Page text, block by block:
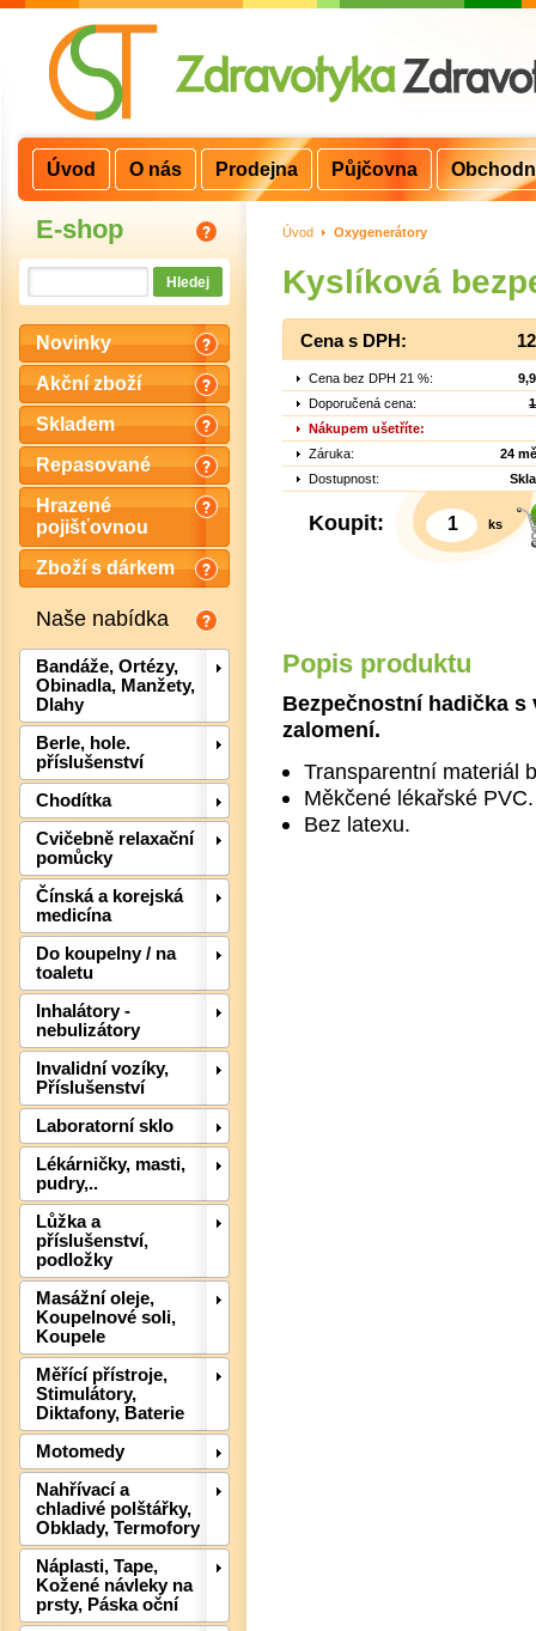
E-shop
Novinky
Akční zboží
Skladem
Repasované
Hrazené
pojišťovnou
Zboží s dárkem
Naše nabídka
Bandáže, Ortézy,
Obinadla, Manžety,
Dlahy
Berle, hole.
příslušenství
Chodítka
Cvičebně relaxační
pomůcky
Čínská a korejská
medicína
Do koupelny / na
toaletu
Inhalátory -
nebulizátory
Invalidní vozíky,
Příslušenství
Laboratorní sklo
Lékárničky, masti,
pudry,..
Lůžka a
příslušenství,
podložky
Masážní oleje,
Koupelnové soli,
Koupele
Měřící přístroje,
Stimulátory,
Diktafony, Baterie
Motomedy
Nahřívací a
chladivé polštářky,
Obklady, Termofory
Náplasti, Tape,
Kožené návleky na
prsty, Páska oční
Úvod > Oxygenerátory
Kyslíková
Cena s DPH:
Cena bez DPH 21 %:
Doporučená cena:
Nákupem ušetříte:
Záruka:
24
Dostupnost:
Koupit: ks
Popis produktu
Bezpečnostní hadička
zalomení.
Transparentní materiál
Měkčené lékařské PVC.
Bez latexu.
Úvod O nás Prodejna Půjčovna